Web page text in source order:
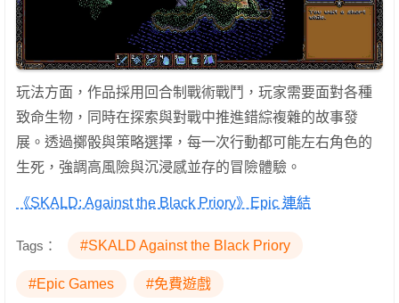
玩法方面，作品採用回合制戰術戰鬥，玩家需要面對各種
致命生物，同時在探索與對戰中推進錯綜複雜的故事發
展。透過擲骰與策略選擇，每一次行動都可能左右角色的
生死，強調高風險與沉浸感並存的冒險體驗。
《SKALD: Against the Black Priory》Epic 連結
Tags： #SKALD Against the Black Priory
#Epic Games #免費遊戲